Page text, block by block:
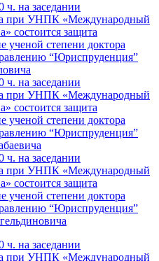
ч. на заседании
при УНПК «Международный
состоится защита
ученой степени доктора
“Юриспруденция”
ч. на заседании
при УНПК «Международный
состоится защита
ученой степени доктора
“Юриспруденция”
ч. на заседании
при УНПК «Международный
состоится защита
ученой степени доктора
“Юриспруденция”
ч. на заседании
при УНПК «Международный